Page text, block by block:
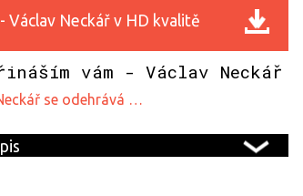
Václav Neckář v HD kvalitě
vám - Václav Neckář
se odehrává …